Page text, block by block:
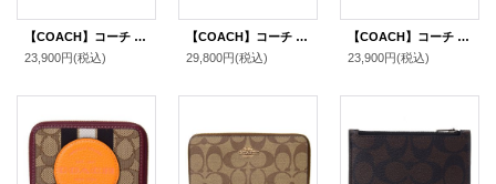
【COACH】コーチ ジャガード スムースレザー シグネチャー ミディアム ストライプ ジップ アラウンド 二つ折り 財布 カーキブラックマルチ〔日本未発売〕
23,900円(税込)
【COACH】コーチ カードケース コーティングキャンバス レザー シグネチャー エッセンシャル スリム カードケース 二つ折り コインケース パスケース 定期入れ 名刺入れ タンキャラメル（日本未発売）
29,800円(税込)
【COACH】コーチ カードケース レザー キルティング ピロー ロゴ スモール ジップ アラウンド スクエア スリム コインケース ダークネイビー（日本未発売）
23,900円(税込)